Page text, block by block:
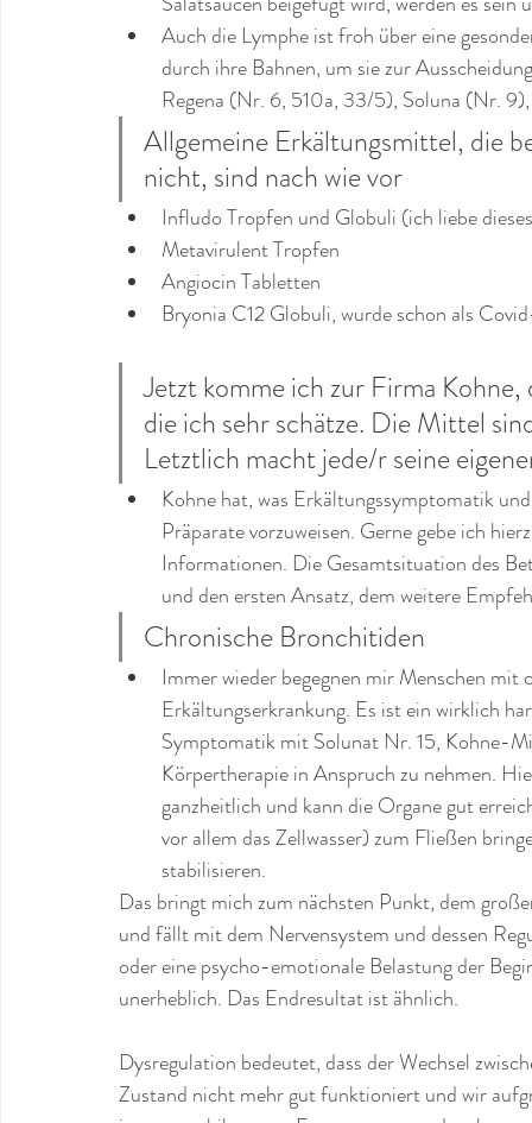
Auch die Lymphe ist froh über eine
durch ihre Bahnen, um sie zur
Regena (Nr. 6, 510a, 33/5), Soluna (Nr.
Allgemeine Erkältungsmittel, die
nicht, sind nach wie vor
Infludo Tropfen und Globuli (ich liebe
Metavirulent Tropfen
Angiocin Tabletten
Bryonia C12 Globuli, wurde schon als
Jetzt komme ich zur Firma
die ich sehr schätze. Die Mittel
Letztlich macht jede/r seine
Kohne hat, was Erkältungssymptomatik
Präparate vorzuweisen. Gerne gebe ich
Informationen. Die Gesamtsituation des
und den ersten Ansatz, dem weitere
Chronische Bronchitiden
Immer wieder begegnen mir Menschen
Erkältungserkrankung. Es ist ein wirklich
Symptomatik mit Solunat Nr. 15, Kohne-
Körpertherapie in Anspruch zu nehmen.
ganzheitlich und kann die Organe gut
vor allem das Zellwasser) zum Fließen
stabilisieren.
Das bringt mich zum nächsten Punkt, dem
und fällt mit dem Nervensystem und dessen
oder eine psycho-emotionale Belastung der
unerheblich. Das Endresultat ist ähnlich.
Dysregulation bedeutet, dass der Wechsel
Zustand nicht mehr gut funktioniert und wir